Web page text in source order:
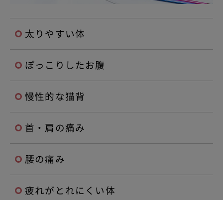
太りやすい体
ぽっこりしたお腹
慢性的な猫背
首・肩の痛み
腰の痛み
疲れがとれにくい体